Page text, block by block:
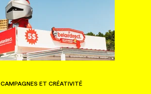
CAMPAGNES ET CRÉATIVITÉ